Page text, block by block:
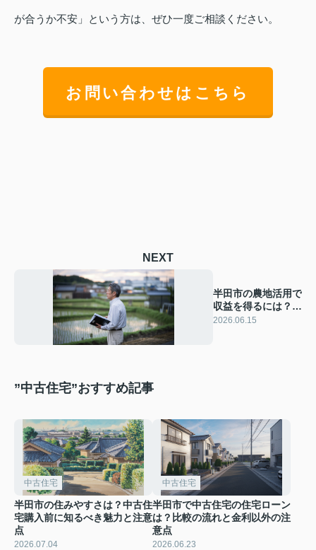
が合うか不安」という方は、ぜひ一度ご相談ください。
お問い合わせはこちら
NEXT
半田市の農地活用で
収益を得るには？相
続後に検討したい具
2026.06.15
”中古住宅”おすすめ記事
中古住宅
半田市の住みやすさは？中古住
宅購入前に知るべき魅力と注意
点
2026.07.04
中古住宅
半田市で中古住宅の住宅ローン
は？比較の流れと金利以外の注
意点
2026.06.23